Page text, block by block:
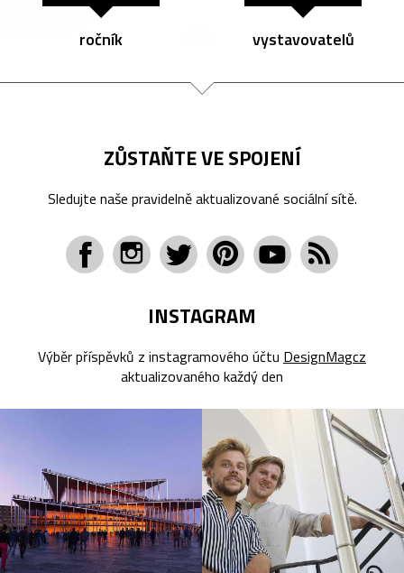
ročník vystavovatelů
ZŮSTAŇTE VE SPOJENÍ
Sledujte naše pravidelně aktualizované sociální sítě.
INSTAGRAM
Výběr příspěvků z instagramového účtu DesignMagcz
aktualizovaného každý den